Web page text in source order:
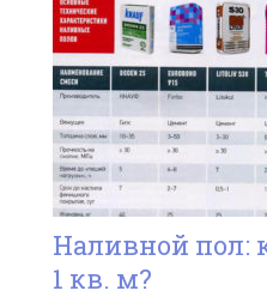
Наливной пол:
1 кв. м?